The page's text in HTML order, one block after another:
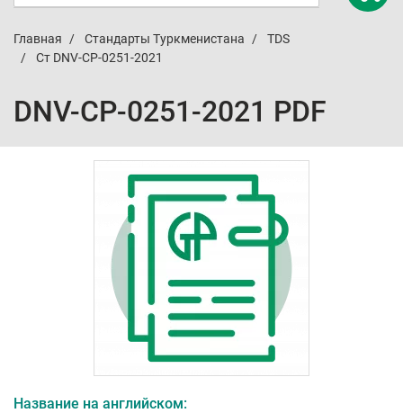
Главная Стандарты Туркменистана
TDS
Ст DNV-CP-0251-2021
DNV-CP-0251-2021 PDF
Название на английском: